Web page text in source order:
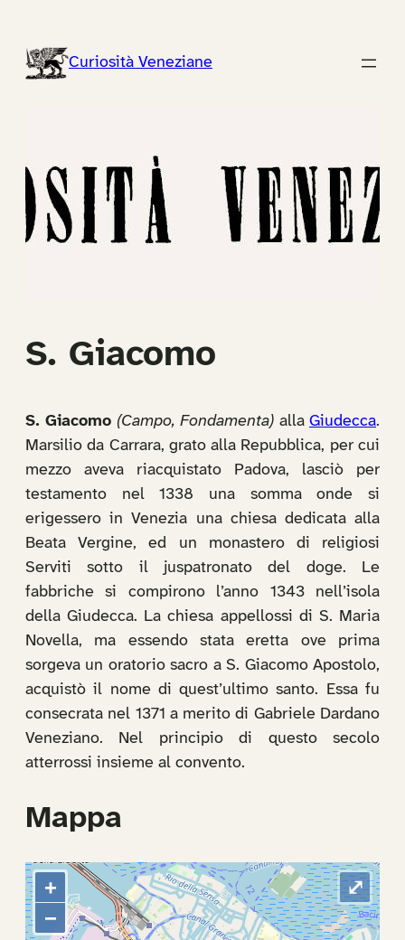
contenutoCuriosità Veneziane
S. Giacomo
S. Giacomo (Campo, Fondamenta) allaGiudecca.
Marsilio da Carrara, grato alla Repubblica, per cui
mezzo aveva riacquistato Padova, lasciò per
testamento nel 1338 una somma onde si
erigessero in Venezia una chiesa dedicata alla
Beata Vergine, ed un monastero di religiosi
Serviti sotto il juspatronato del doge. Le
fabbriche si compirono l’anno 1343 nell’isola
della Giudecca. La chiesa appellossi di S. Maria
Novella, ma essendo stata eretta ove prima
sorgeva un oratorio sacro a S. Giacomo Apostolo,
acquistò il nome di quest’ultimo santo. Essa fu
consecrata nel 1371 a merito di Gabriele Dardano
Veneziano. Nel principio di questo secolo
atterrossi insieme al convento.
Mappa